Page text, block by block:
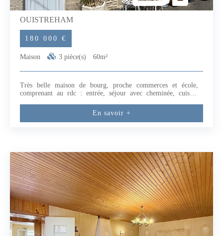
OUISTREHAM
180 000 €
Maison 3 pièce(s) 60m²
Très belle maison de bourg, proche commerces et école,
comprenant au rdc : entrée, séjour avec cheminée, cuisine
WC. Au 2ème étage : une chambre. Bon état de présentation.
A visiter rapidement... (5.88 % honoraires TTC à la charge de
En savoir +